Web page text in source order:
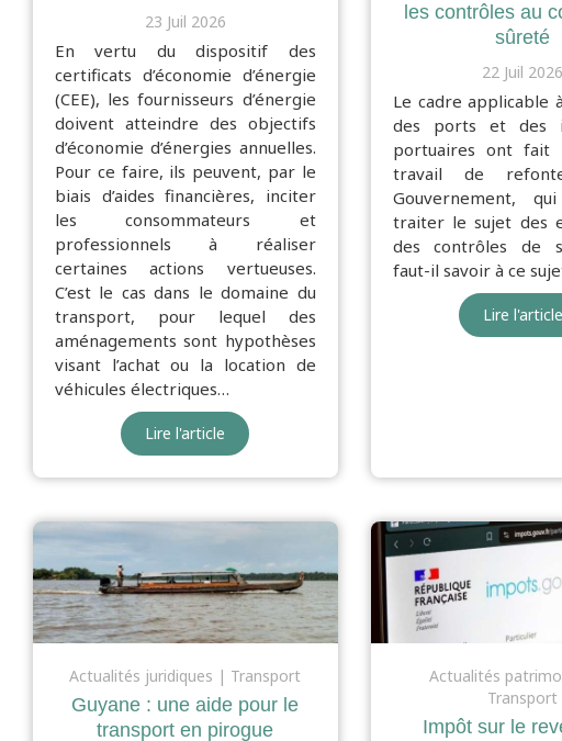
23 Juil 2026
En vertu du dispositif des
certificats d’économie d’énergie
(CEE), les fournisseurs d’énergie
doivent atteindre des objectifs
d’économie d’énergies annuelles.
Pour ce faire, ils peuvent, par le
biais d’aides financières, inciter
les consommateurs et
professionnels à réaliser
certaines actions vertueuses.
C’est le cas dans le domaine du
transport, pour lequel des
aménagements sont hypothèses
visant l’achat ou la location de
véhicules électriques…
Lire l'article
les contrôles au
sûreté
22 Juil 2026
Le cadre applicable
des ports et des
portuaires ont fait
travail de
Gouvernement,
traiter le sujet des
des contrôles de
faut-il savoir à ce
Lire l'article
Actualités juridiques Transport
Guyane : une aide pour le
transport en pirogue
Actualités
Transport
Impôt sur le